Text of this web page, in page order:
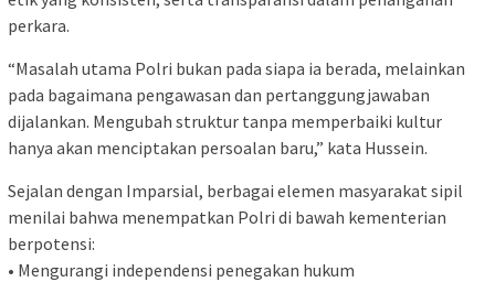
perkara.
“Masalah utama Polri bukan pada siapa ia berada, melainkan
pada bagaimana pengawasan dan pertanggungjawaban
dijalankan. Mengubah struktur tanpa memperbaiki kultur
hanya akan menciptakan persoalan baru,” kata Hussein.
Sejalan dengan Imparsial, berbagai elemen masyarakat sipil
menilai bahwa menempatkan Polri di bawah kementerian
berpotensi:
• Mengurangi independensi penegakan hukum